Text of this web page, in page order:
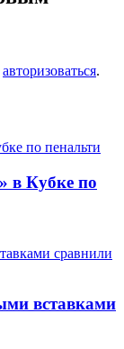
авторизоваться.
в Кубке по
вставками